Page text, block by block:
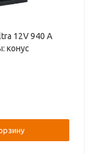
12V 940 А
конуc